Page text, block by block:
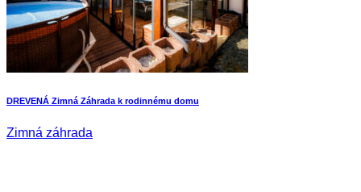
DREVENÁ Zimná Záhrada k rodinnému domu
Zimná záhrada